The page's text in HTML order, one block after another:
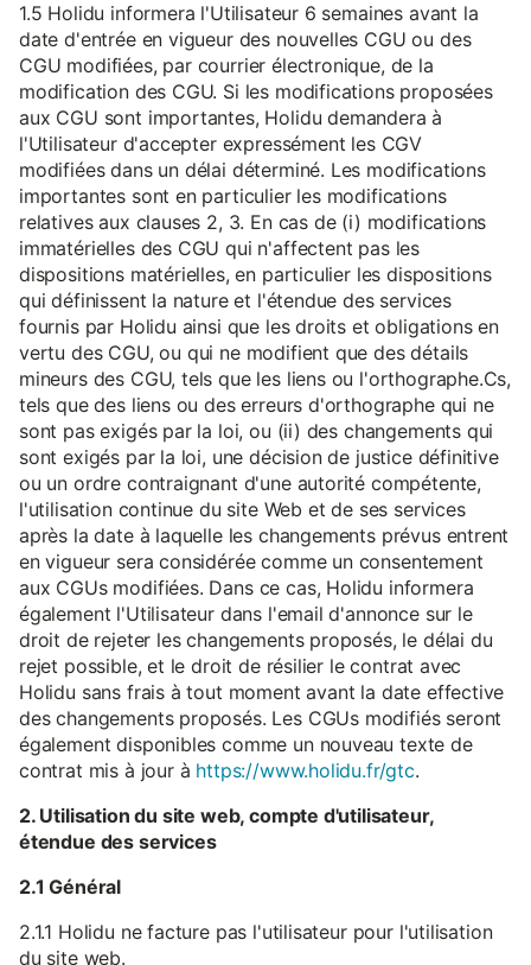
1.5 Holidu informera l'Utilisateur 6 semaines avant la
date d'entrée en vigueur des nouvelles CGU ou des
CGU modifiées, par courrier électronique, de la
modification des CGU. Si les modifications proposées
aux CGU sont importantes, Holidu demandera à
l'Utilisateur d'accepter expressément les CGV
modifiées dans un délai déterminé. Les modifications
importantes sont en particulier les modifications
relatives aux clauses 2, 3. En cas de (i) modifications
immatérielles des CGU qui n'affectent pas les
dispositions matérielles, en particulier les dispositions
qui définissent la nature et l'étendue des services
fournis par Holidu ainsi que les droits et obligations en
vertu des CGU, ou qui ne modifient que des détails
mineurs des CGU, tels que les liens ou l'orthographe.Cs,
tels que des liens ou des erreurs d'orthographe qui ne
sont pas exigés par la loi, ou (ii) des changements qui
sont exigés par la loi, une décision de justice définitive
ou un ordre contraignant d'une autorité compétente,
l'utilisation continue du site Web et de ses services
après la date à laquelle les changements prévus entrent
en vigueur sera considérée comme un consentement
aux CGUs modifiées. Dans ce cas, Holidu informera
également l'Utilisateur dans l'email d'annonce sur le
droit de rejeter les changements proposés, le délai du
rejet possible, et le droit de résilier le contrat avec
Holidu sans frais à tout moment avant la date effective
des changements proposés. Les CGUs modifiés seront
également disponibles comme un nouveau texte de
contrat mis à jour à https://www.holidu.fr/gtc.
2. Utilisation du site web, compte d'utilisateur,
étendue des services
2.1 Général
2.1.1 Holidu ne facture pas l'utilisateur pour l'utilisation
du site web.